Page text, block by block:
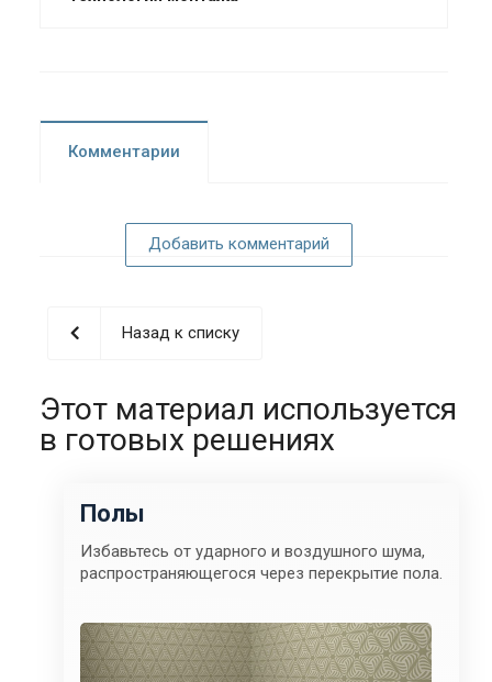
Комментарии
Добавить комментарий
Назад к списку
Этот материал используется
в готовых решениях
Полы
Избавьтесь от ударного и воздушного шума,
распространяющегося через перекрытие пола.